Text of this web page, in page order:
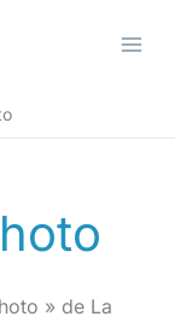
» de La